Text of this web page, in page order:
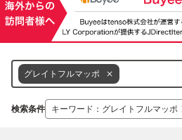
グレイトフルマッポ
検索条件 キーワード ： グレイトフルマッポ